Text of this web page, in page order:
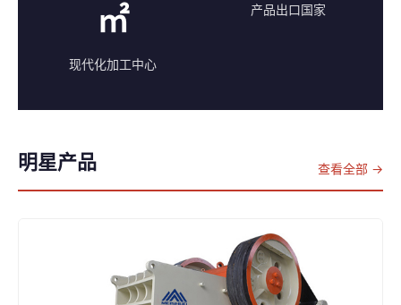
㎡
现代化加工中心
产品出口国家
明星产品 查看全部 →